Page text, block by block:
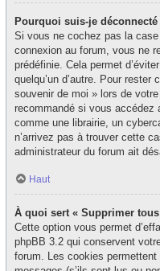
Pourquoi suis-je
Si vous ne cochez pas la
connexion au forum, vous ne
prédéfinie. Cela permet
quelqu’un d’autre. Pour
souvenir de moi » lors de
recommandé si vous accédez
comme une librairie, un
n’arrivez pas à trouver cette
administrateur du forum ait
Haut
À quoi sert « Supprimer
Cette option vous permet
phpBB 3.2 qui conservent
forum. Les cookies permettent